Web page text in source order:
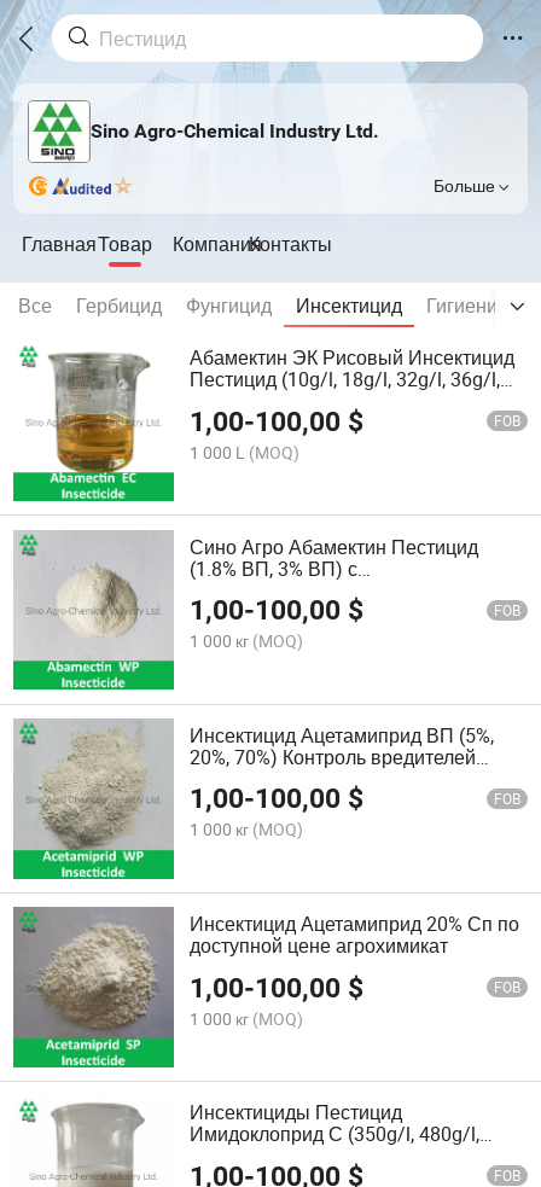
Sino Agro-Chemical Industry Ltd.
Больше
ГлавнаяТовар КомпанияКонтакты
Все Гербицид Фунгицид Инсектицид
Абамектин ЭК Рисовый Инсектицид
Пестицид (10g/l, 18g/l, 32g/l, 36g/l,
1,00-100,00 $ FOB
1 000 L (MOQ)
Сино Агро Абамектин Пестицид
(1.8% ВП, 3% ВП) с
конкурентоспособной ценой
агрохимикатов
1,00-100,00 $ FOB
1 000 кг (MOQ)
Инсектицид Ацетамиприд ВП (5%,
20%, 70%) Контроль вредителей
1,00-100,00 $ FOB
1 000 кг (MOQ)
Инсектицид Ацетамиприд 20% Сп по
доступной цене агрохимикат
1,00-100,00 $ FOB
1 000 кг (MOQ)
Инсектициды Пестицид
Имидоклоприд С (350g/l, 480g/l,
600g/l) по лучшей цене
1,00-100,00 $ FOB